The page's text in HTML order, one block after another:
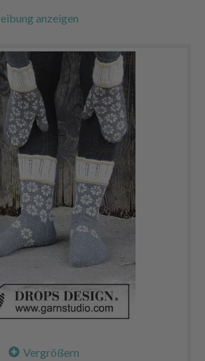
anzeigen
Vergrößern